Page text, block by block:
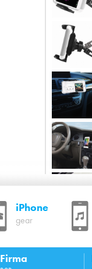
iPhone
gear
Firma